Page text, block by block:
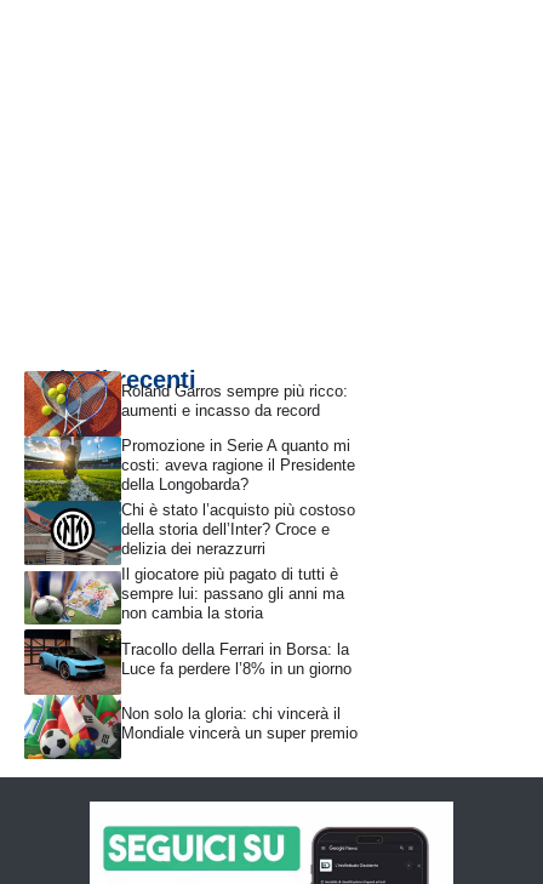
Articoli recentiRoland Garros sempre più ricco:
aumenti e incasso da record
Promozione in Serie A quanto mi
costi: aveva ragione il Presidente
della Longobarda?
Chi è stato l’acquisto più costoso
della storia dell’Inter? Croce e
delizia dei nerazzurri
Il giocatore più pagato di tutti è
sempre lui: passano gli anni ma
non cambia la storia
Tracollo della Ferrari in Borsa: la
Luce fa perdere l’8% in un giorno
Non solo la gloria: chi vincerà il
Mondiale vincerà un super premio